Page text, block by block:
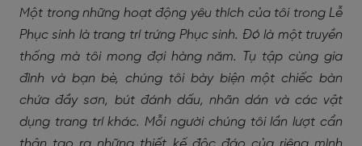
Một trong những hoạt động yêu thích của tôi trong Lễ
Phục sinh là trang trí trứng Phục sinh. Đó là một truyền
thống mà tôi mong đợi hàng năm. Tụ tập cùng gia
đình và bạn bè, chúng tôi bày biện một chiếc bàn
chứa đầy sơn, bút đánh dấu, nhãn dán và các vật
dụng trang trí khác. Mỗi người chúng tôi lần lượt cẩn